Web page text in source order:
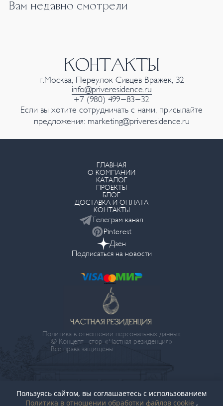
Вам недавно смотрели
КОНТАКТЫ
г.Москва, Переулок Сивцев Вражек, 32
info@priveresidence.ru
+7 (980) 499-83-32
Если вы хотите сотрудничать с нами, присылайте
предложения: marketing@priveresidence.ru
Пользуясь сайтом, вы соглашаетесь с использованием
Политика в отношении обработки файлов cookie ,
ГЛАВНАЯ
О КОМПАНИИ
КАТАЛОГ
ПРОЕКТЫ
БЛОГ
ДОСТАВКА И ОПЛАТА
КОНТАКТЫ
Телеграм канал
Pinterest
Дзен
Подписаться на новости
Политика в отношении персональных данных
© Концепт-стор «Частная резиденция»
Все права защищены